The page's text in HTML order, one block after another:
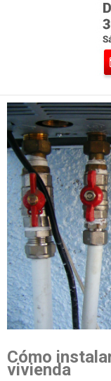
Cómo
vivienda